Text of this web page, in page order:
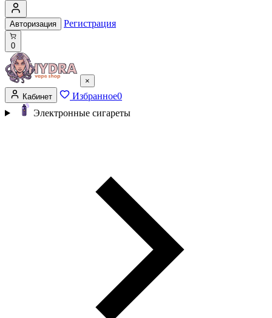
Авторизация Регистрация
0
×
Кабинет
Избранное0
Электронные сигареты